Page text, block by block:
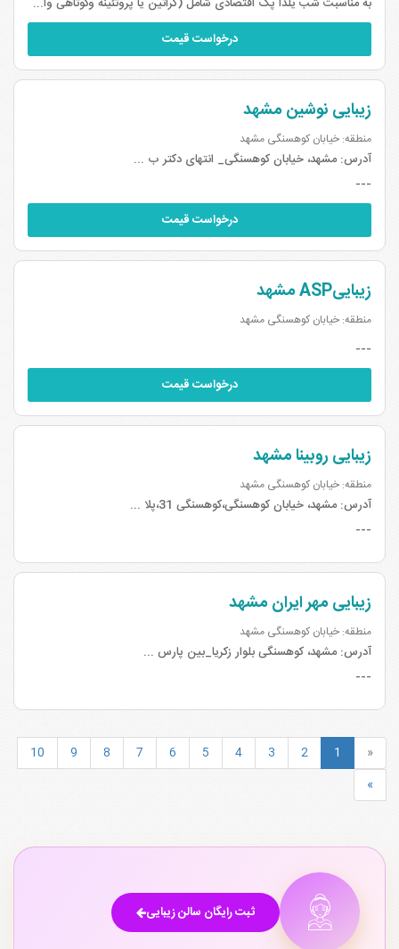
به مناسبت شب یلدا پک اقتصادی شامل (کراتین یا پروتئینه وکوتاهی واصلاح ورنگ ریشه )فقط به مبلغ 2 میلیون تومان از 3 آذر به مدت 20 روز
درخواست قیمت
زیبایی نوشین مشهد
منطقه: خیابان کوهسنگی مشهد
آدرس:مشهد، خیابان کوهسنگی_ انتهای دکتر ب ...
---
درخواست قیمت
زیباییASP مشهد
منطقه: خیابان کوهسنگی مشهد
---
درخواست قیمت
زیبایی روبینا مشهد
منطقه: خیابان کوهسنگی مشهد
آدرس:مشهد، خیابان کوهسنگی،کوهسنگی 31،پلا ...
---
زیبایی مهر ایران مشهد
منطقه: خیابان کوهسنگی مشهد
آدرس:مشهد، کوهسنگی بلوار زکریا_بین پارس ...
---
«
1
2
3
4
5
6
7
8
9
10
»
ثبت رایگان سالن زیبایی